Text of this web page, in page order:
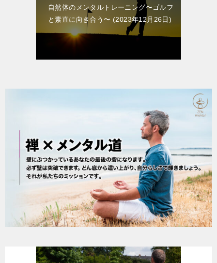
自然体のメンタルトレーニング〜ゴルフ
と素直に向き合う〜
2023年12月26日